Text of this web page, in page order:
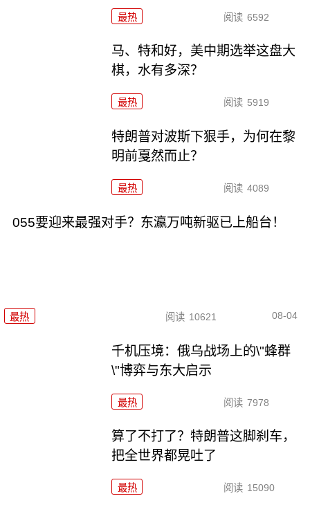
最热 阅读 6592
马、特和好，美中期选举这盘大
棋，水有多深？
最热 阅读 5919
特朗普对波斯下狠手，为何在黎
明前戛然而止？
最热 阅读 4089
055要迎来最强对手？东瀛万吨新驱已上船台！
最热 阅读 10621 08-04
千机压境：俄乌战场上的\"蜂群
\"博弈与东大启示
最热 阅读 7978
算了不打了？特朗普这脚刹车，
把全世界都晃吐了
最热 阅读 15090